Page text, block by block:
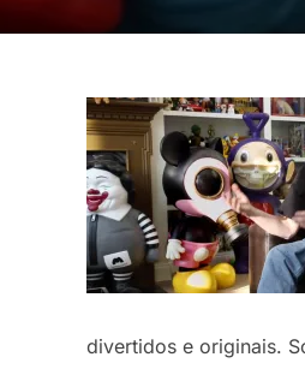
divertidos e originais.